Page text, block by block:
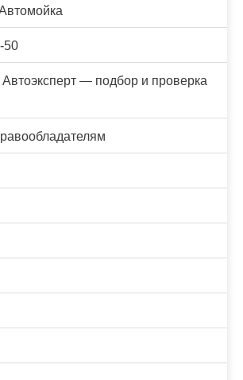
50
— подбор и проверка